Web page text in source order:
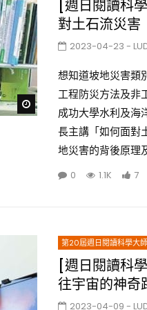
Watch Later
[週日閱讀科
對土石流災害
2023-04-23 -
想知道坡地災害類
工程防災方法及非
成功大學水利及海
長主講「如何面對
地災害的背後原理
0 1.1K 7
第20屆週日閱讀科學大師
[週日閱讀科
往宇宙的神奇
2023-04-09 -